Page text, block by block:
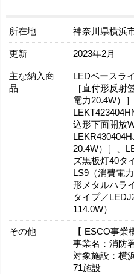
所在地 神奈川県横浜
更新 2023年2月
主な納入商
品
LEDベースラ
［直付形反射
電力20.4W）
込形下面開放
20.4W）］、
ズ黒板灯40タ
LS9（消費電
形メタルハラ
タイプ／
114.0W）
その他
【 ESCO事業
事業名：消防
対象施設：横
71施設